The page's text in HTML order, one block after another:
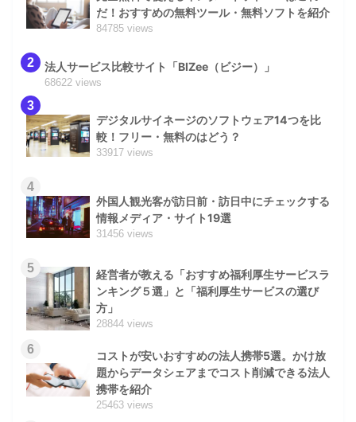
だ！おすすめの無料ツール・無料ソフトを紹介
84785 views
2 法人サービス比較サイト「BIZee（ビジー）」
68622 views
3
デジタルサイネージのソフトウェア14つを比
較！フリー・無料のはどう？
33917 views
4
外国人観光客が訪日前・訪日中にチェックする
情報メディア・サイト19選
31456 views
5
経営者が教える「おすすめ福利厚生サービスラ
ンキング５選」と「福利厚生サービスの選び
方」
28844 views
6
コストが安いおすすめの法人携帯5選。かけ放
題からデータシェアまでコスト削減できる法人
携帯を紹介
25463 views